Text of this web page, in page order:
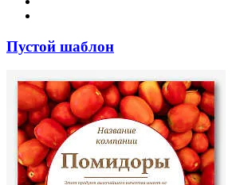
Пустой шаблон